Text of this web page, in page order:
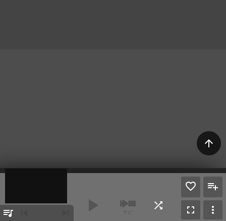
arrow_upward
queue_music play_arrow サビ
shuffle fullscreen more_vert